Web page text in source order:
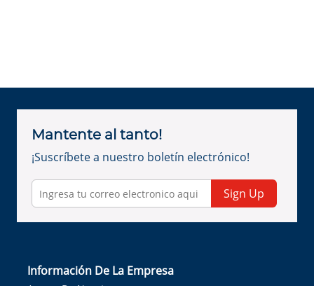
Mantente al tanto!
¡Suscríbete a nuestro boletín electrónico!
Sign Up
Información De La Empresa